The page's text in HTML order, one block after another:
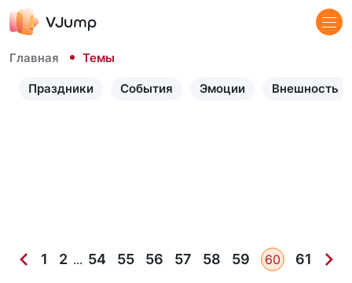
Главная Темы
Праздники События Эмоции Внешность
1 2 ... 54 55 56 57 58 59 60 61